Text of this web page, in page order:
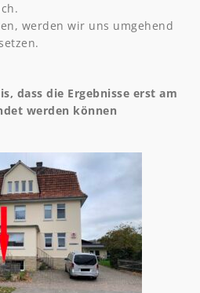
werden wir uns umgehend
dass die Ergebnisse erst am
werden können